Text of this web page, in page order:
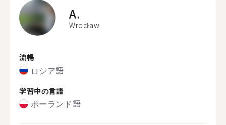
A.
Wrocław
流暢
ロシア語
学習中の言語
ポーランド語